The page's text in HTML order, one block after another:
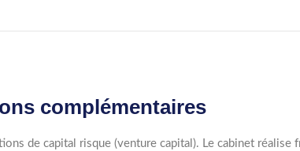
complémentaires
de capital risque (venture capital). Le cabinet réalise